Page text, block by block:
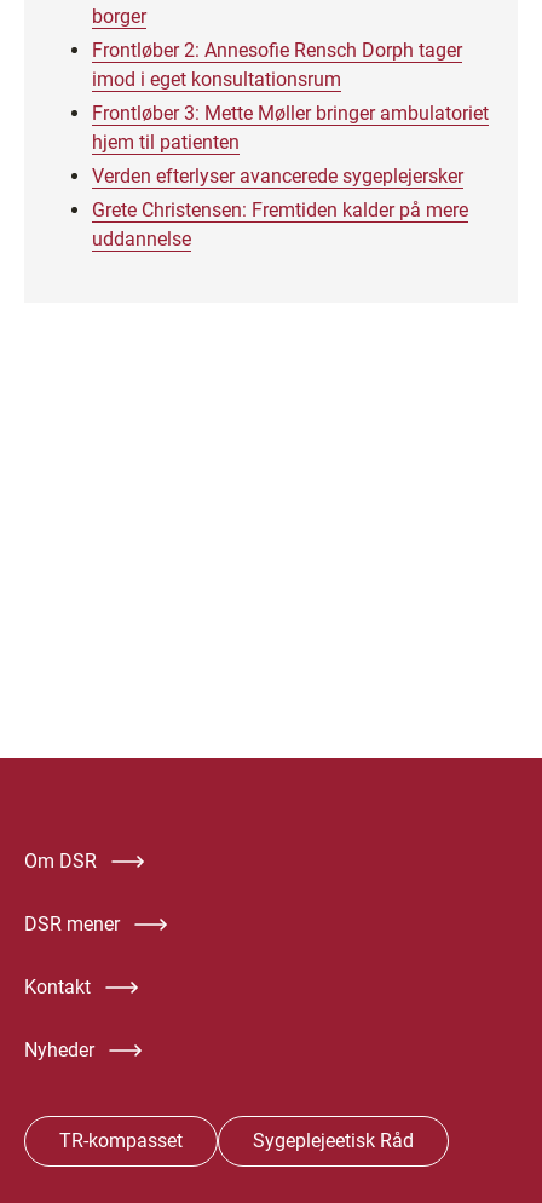
borger
Frontløber 2: Annesofie Rensch Dorph tager
imod i eget konsultationsrum
Frontløber 3: Mette Møller bringer ambulatoriet
hjem til patienten
Verden efterlyser avancerede sygeplejersker
Grete Christensen: Fremtiden kalder på mere
uddannelse
Om DSR
DSR mener
Kontakt
Nyheder
TR-kompasset Sygeplejeetisk Råd